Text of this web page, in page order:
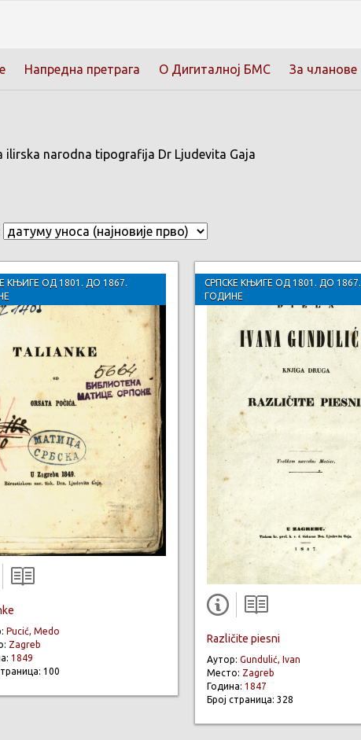
Напредна претрага О Дигиталној БМС За чланове
ilirska narodna tipografija Dr Ljudevita Gaja
КЊИГЕ ОД 1801. ДО 1867.
Pucić, Medo
Zagreb
1849
100
СРПСКЕ КЊИГЕ ОД 1801. ДО 1867.
ГОДИНЕ
Različite piesni
Аутор: Gundulić, Ivan
Место: Zagreb
Година: 1847
Број страница: 328